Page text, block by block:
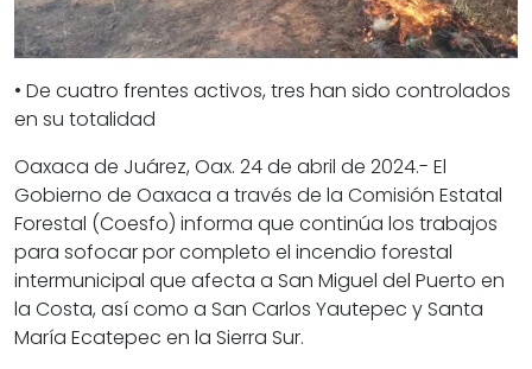
• De cuatro frentes activos, tres han sido controlados
en su totalidad
Oaxaca de Juárez, Oax. 24 de abril de 2024.- El
Gobierno de Oaxaca a través de la Comisión Estatal
Forestal (Coesfo) informa que continúa los trabajos
para sofocar por completo el incendio forestal
intermunicipal que afecta a San Miguel del Puerto en
la Costa, así como a San Carlos Yautepec y Santa
María Ecatepec en la Sierra Sur.